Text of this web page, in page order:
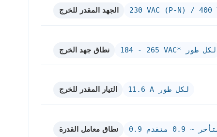
الجهد المقدر للخرج 230 VAC (P-N) / 400
نطاق جهد الخرج 184 - 265 VAC* لكل طور
التيار المقدر للخرج 11.6 A لكل طور
نطاق معامل القدرة متأخر ~ 0.9 متقدم